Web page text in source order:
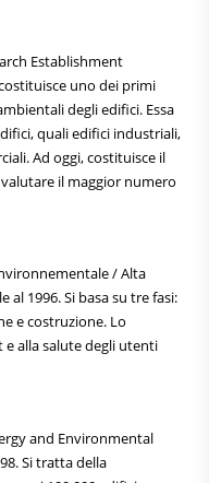
Establishment
uno dei primi
degli edifici. Essa
quali edifici industriali,
Ad oggi, costituisce il
il maggior numero
/ Alta
al 1996. Si basa su tre fasi:
e costruzione. Lo
alla salute degli utenti
and Environmental
Si tratta della